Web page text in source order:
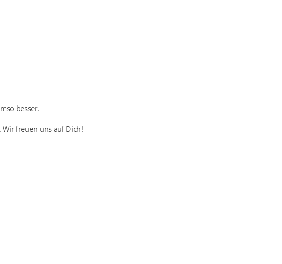
besser.
freuen uns auf Dich!